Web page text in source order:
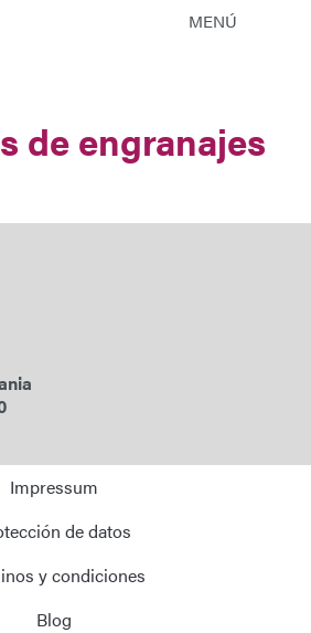
MENÚ
de engranajes
Impressum
de datos
y condiciones
Blog